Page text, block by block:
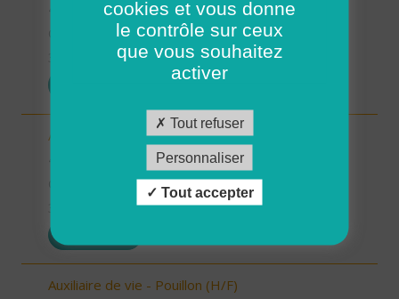
40 - Landes
31/07/2026
Auxiliaire de vie - Mugron (H/F)
Auxiliaire de vie - Pouillon (H/F)
cookies et vous donne
le contrôle sur ceux
que vous souhaitez
activer
Tout refuser
Personnaliser
Tout accepter